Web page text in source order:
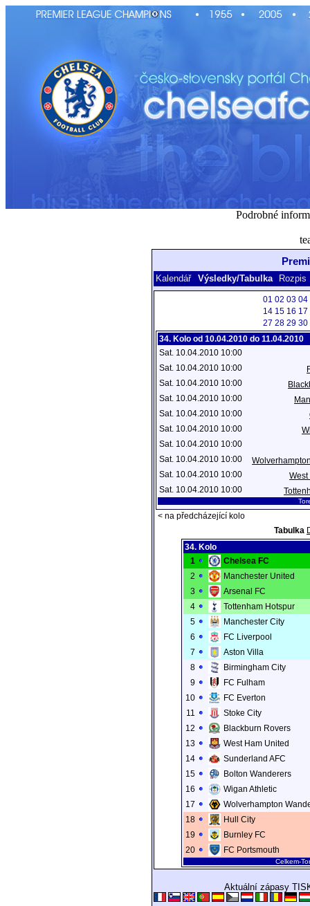
Podrobné
Kalendář Výsledky/Tabulka Rozpis
01 02 03 04
14 15 16 17
27 28 29 30
34. Kolo od 10.04.2010 do 11.04.2010
Sat. 10.04.2010 10:00
Sat. 10.04.2010 10:00
Sat. 10.04.2010 10:00
Sat. 10.04.2010 10:00
Sat. 10.04.2010 10:00
Sat. 10.04.2010 10:00
Sat. 10.04.2010 10:00
Sat. 10.04.2010 10:00
Sat. 10.04.2010 10:00
Sat. 10.04.2010 10:00
< na předcházející kolo
Tabulka
34. Kolo
1
Chelsea FC
2
Manchester United
3
Arsenal FC
4
Tottenham Hotspur
5
Manchester City
6
FC Liverpool
7
Aston Villa
8
Birmingham City
9
FC Fulham
10
FC Everton
11
Stoke City
12
Blackburn Rovers
13
West Ham United
14
Sunderland AFC
15
Bolton Wanderers
16
Wigan Athletic
17
Wolverhampton
18
Hull City
19
Burnley FC
20
FC Portsmouth
Celkem-
Aktuální zápasy